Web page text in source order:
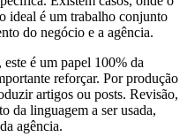
ideal é um trabalho conjunto
do negócio e a agência.
, este é um papel 100% da
reforçar. Por produção
artigos ou posts. Revisão,
da linguagem a ser usada,
agência.